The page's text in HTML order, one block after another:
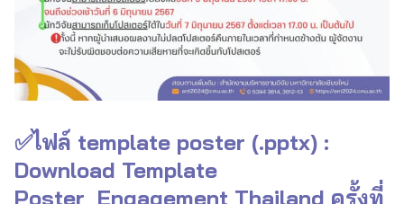
✅ไฟล์ template poster (.pptx) :
Download Template
Poster_Engagement Thailand ครั้งที่